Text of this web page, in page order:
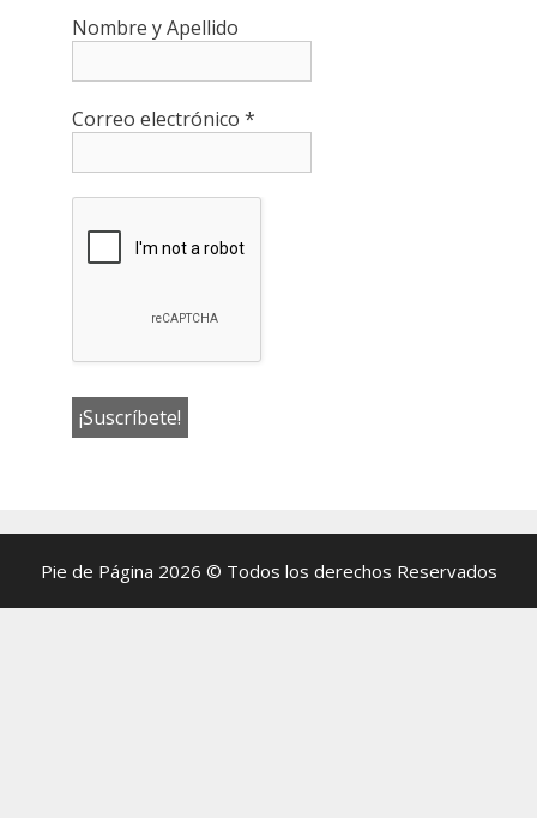
Nombre y Apellido
Correo electrónico *
Pie de Página 2026 © Todos los derechos Reservados